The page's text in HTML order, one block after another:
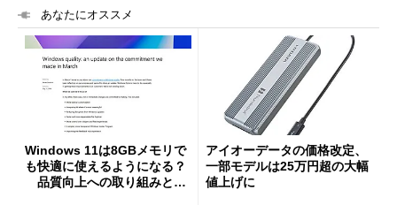
あなたにオススメ
Windows 11は8GBメモリで
も快適に使えるようになる？
品質向上への取り組みと
アイオーデータの価格改定、
一部モデルは25万円超の大幅
値上げに